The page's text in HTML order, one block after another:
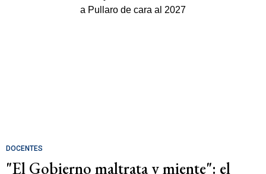
DOCENTES
"El Gobierno maltrata y miente": el